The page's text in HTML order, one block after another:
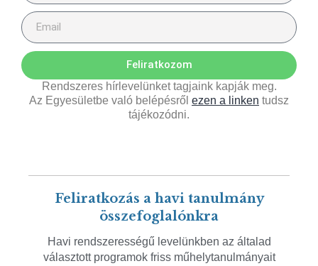
Feliratkozom
Rendszeres hírlevelünket tagjaink kapják meg.
Az Egyesületbe való belépésről ezen a linken tudsz
tájékozódni.
Feliratkozás a havi tanulmány
összefoglalónkra
Havi rendszerességű levelünkben az általad
választott programok friss műhelytanulmányait